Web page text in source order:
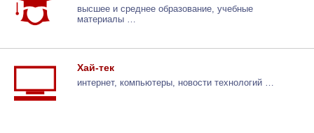
высшее и среднее образование, учебные
материалы …
Хай-тек
интернет, компьютеры, новости технологий …